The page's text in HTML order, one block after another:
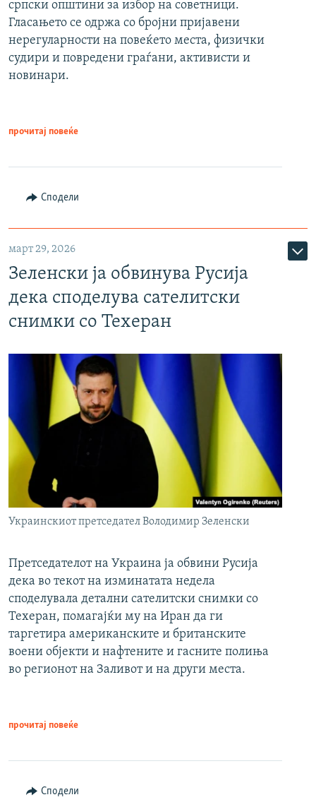
српски општини за избор на советници.
Гласањето се одржа со бројни пријавени
нерегуларности на повеќето места, физички
судири и повредени граѓани, активисти и
новинари.
прочитај повеќе
Сподели
март 29, 2026
Зеленски ја обвинува Русија
дека споделува сателитски
снимки со Техеран
Украинскиот претседател Володимир Зеленски
Претседателот на Украина ја обвини Русија
дека во текот на изминатата недела
споделувала детални сателитски снимки со
Техеран, помагајќи му на Иран да ги
таргетира американските и британските
воени објекти и нафтените и гасните полиња
во регионот на Заливот и на други места.
прочитај повеќе
Сподели